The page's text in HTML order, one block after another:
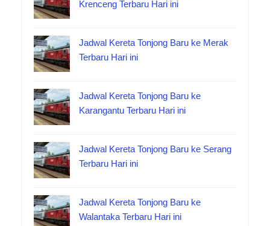
Krenceng Terbaru Hari ini
Jadwal Kereta Tonjong Baru ke Merak
Terbaru Hari ini
Jadwal Kereta Tonjong Baru ke
Karangantu Terbaru Hari ini
Jadwal Kereta Tonjong Baru ke Serang
Terbaru Hari ini
Jadwal Kereta Tonjong Baru ke
Walantaka Terbaru Hari ini